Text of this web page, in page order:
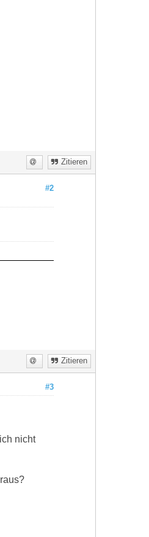
Zitieren
#2
Zitieren
#3
nicht